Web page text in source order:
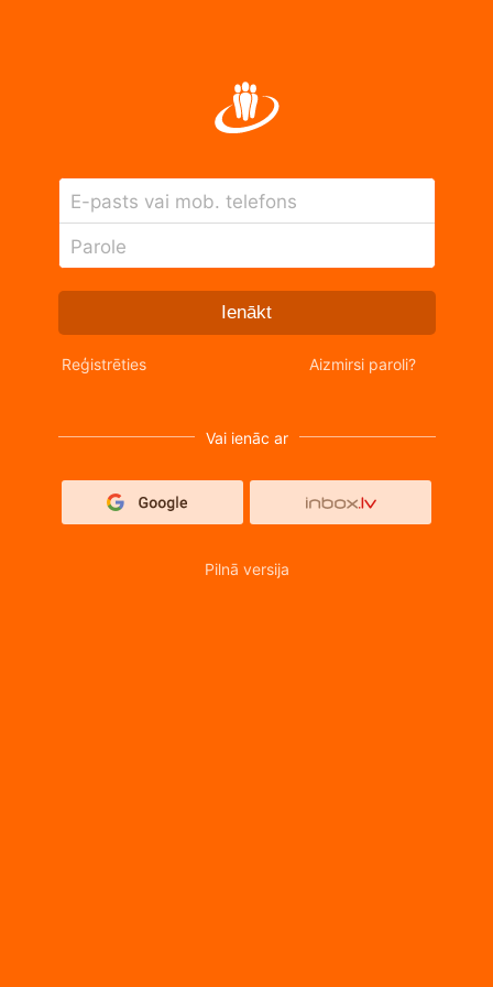
E-pasts vai mob. telefons
Parole
Ienākt
Reģistrēties Aizmirsi paroli?
Vai ienāc ar
Pilnā versija